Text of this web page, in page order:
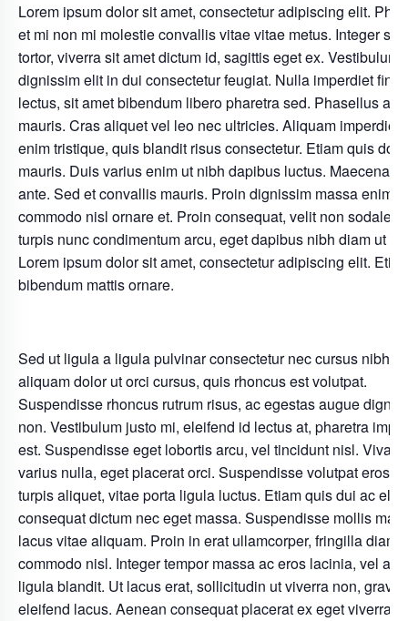
Lorem ipsum dolor sit amet, consectetur adipiscing elit.
et mi non mi molestie convallis vitae vitae metus. Integer
tortor, viverra sit amet dictum id, sagittis eget ex. Vestibulum
dignissim elit in dui consectetur feugiat. Nulla imperdiet
lectus, sit amet bibendum libero pharetra sed. Phasellus at
mauris. Cras aliquet vel leo nec ultricies. Aliquam imperdiet
enim tristique, quis blandit risus consectetur. Etiam quis
mauris. Duis varius enim ut nibh dapibus luctus. Maecenas
ante. Sed et convallis mauris. Proin dignissim massa enim,
commodo nisl ornare et. Proin consequat, velit non sodales
turpis nunc condimentum arcu, eget dapibus nibh diam ut
Lorem ipsum dolor sit amet, consectetur adipiscing elit.
bibendum mattis ornare.
Sed ut ligula a ligula pulvinar consectetur nec cursus nibh.
aliquam dolor ut orci cursus, quis rhoncus est volutpat.
Suspendisse rhoncus rutrum risus, ac egestas augue
non. Vestibulum justo mi, eleifend id lectus at, pharetra
est. Suspendisse eget lobortis arcu, vel tincidunt nisl.
varius nulla, eget placerat orci. Suspendisse volutpat eros
turpis aliquet, vitae porta ligula luctus. Etiam quis dui ac elit
consequat dictum nec eget massa. Suspendisse mollis
lacus vitae aliquam. Proin in erat ullamcorper, fringilla diam
commodo nisl. Integer tempor massa ac eros lacinia, vel
ligula blandit. Ut lacus erat, sollicitudin ut viverra non,
eleifend lacus. Aenean consequat placerat ex eget viverra.